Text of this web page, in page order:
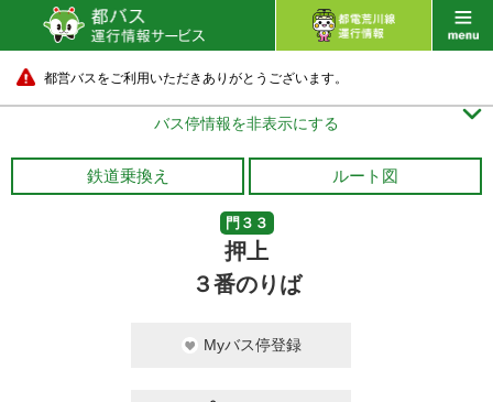
都営バスをご利用いただきありがとうございます。
バス停情報を非表示にする 
鉄道乗換え ルート図
門３３
押上
３番のりば
Myバス停登録